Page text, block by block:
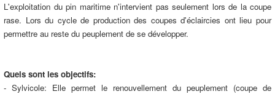
L'exploitation du pin maritime n'intervient pas seulement lors de la coupe
rase. Lors du cycle de production des coupes d'éclaircies ont lieu pour
permettre au reste du peuplement de se développer.
Quels sont les objectifs:
- Sylvicole: Elle permet le renouvellement du peuplement (coupe de